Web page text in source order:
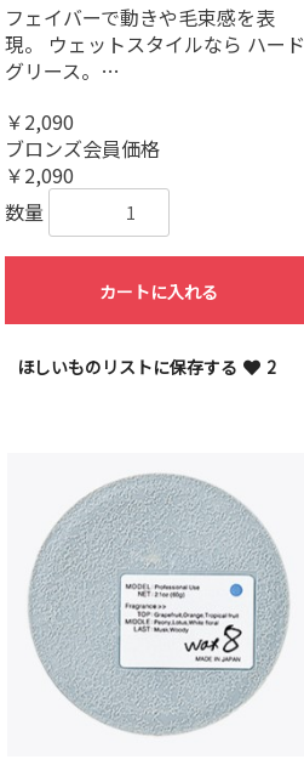
フェイバーで動きや毛束感を表
現。 ウェットスタイルなら ハード
グリース。…
￥2,090
ブロンズ会員価格
￥2,090
数量
カートに入れる
ほしいものリストに保存する 2